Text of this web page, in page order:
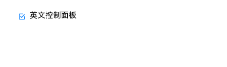
英文控制面板